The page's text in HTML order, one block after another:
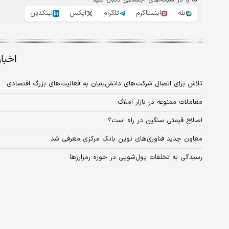
بله
اینستاگرم تلگرام ایکس لینکدین
تلاش برای اتصال شرکت‌های دانش‌بنیان به فعالیت‌های بزرگ اقتصادی
معاملات ممنوعه در بازار املاک
اصلاح قیمتی سنگین در راه است؟
معاون جدید فناوری‌های نوین بانک مرکزی معرفی شد
رسیدگی به تخلفات پول‌شویی در حوزه رمزارزها